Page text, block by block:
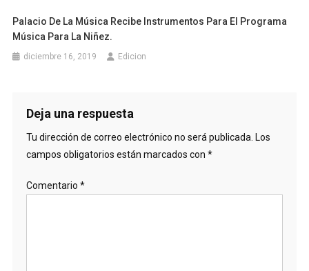
Palacio De La Música Recibe Instrumentos Para El Programa
Música Para La Niñez.
diciembre 16, 2019 Edicion
Deja una respuesta
Tu dirección de correo electrónico no será publicada. Los
campos obligatorios están marcados con *
Comentario *